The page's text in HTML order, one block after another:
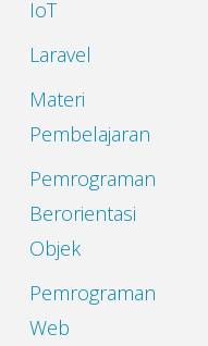
IoT
Laravel
Materi
Pembelajaran
Pemrograman
Berorientasi
Objek
Pemrograman
Web